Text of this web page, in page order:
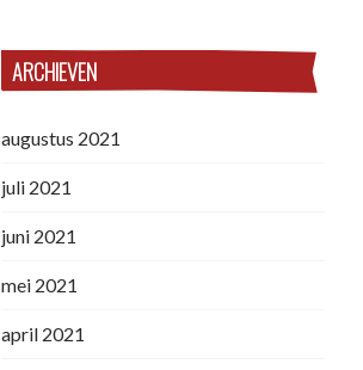
ARCHIEVEN
augustus 2021
juli 2021
juni 2021
mei 2021
april 2021